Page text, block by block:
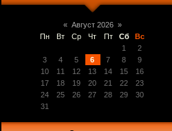
« Август 2026 »
Пн
Вт Ср Чт Пт Сб
Вс
1
2
3
4 5 6 7 8
9
10
11 12 13 14 15
16
17
18 19 20 21 22
23
24
25 26 27 28 29
30
31